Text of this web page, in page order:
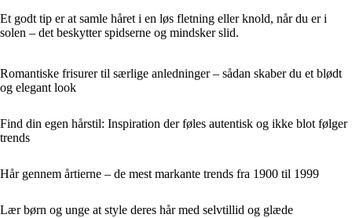
Et godt tip er at samle håret i en løs fletning eller knold, når du er i
solen – det beskytter spidserne og mindsker slid.
Romantiske frisurer til særlige anledninger – sådan skaber du et blødt
og elegant look
Find din egen hårstil: Inspiration der føles autentisk og ikke blot følger
trends
Hår gennem årtierne – de mest markante trends fra 1900 til 1999
Lær børn og unge at style deres hår med selvtillid og glæde